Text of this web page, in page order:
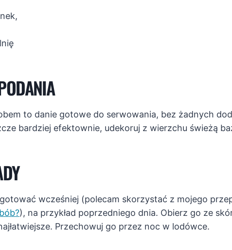
to danie gotowe do serwowania, bez żadnych
bardziej efektownie, udekoruj z wierzchu świeżą
wcześniej (polecam skorzystać z mojego
), na przykład poprzedniego dnia. Obierz go ze
Przechowuj go przez noc w lodówce.